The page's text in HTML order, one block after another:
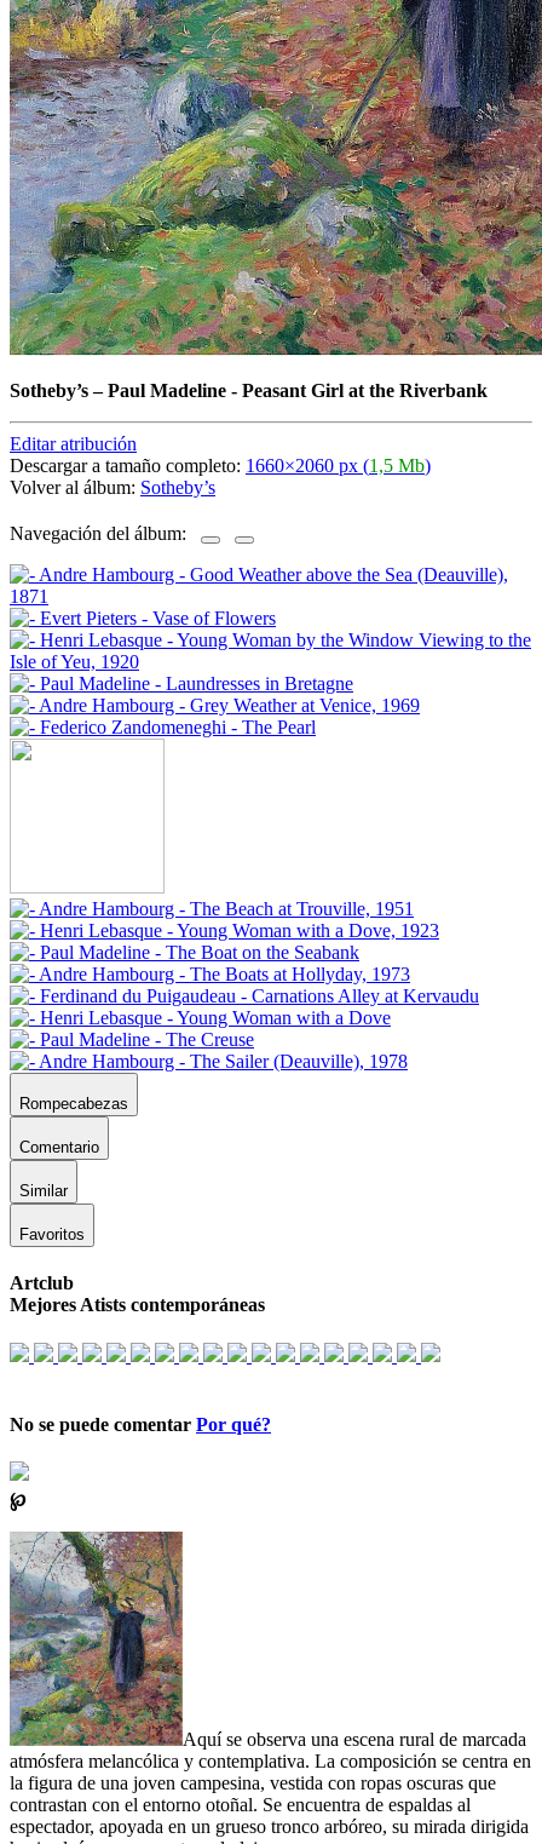
Sotheby’s–Paul Madeline - Peasant Girl at the Riverbank
Editar atribución
Descargar a tamaño completo: 1660×2060 px (1,5 Mb)
Volver al álbum: Sotheby’s
Navegación del álbum:
Rompecabezas
Comentario
Similar
Favoritos
Artclub
Mejores Atists contemporáneas
No se puede comentar Por qué?
℘
Aquí se observa una escena rural de marcada
atmósfera melancólica y contemplativa. La composición se centra en
la figura de una joven campesina, vestida con ropas oscuras que
contrastan con el entorno otoñal. Se encuentra de espaldas al
espectador, apoyada en un grueso tronco arbóreo, su mirada dirigida